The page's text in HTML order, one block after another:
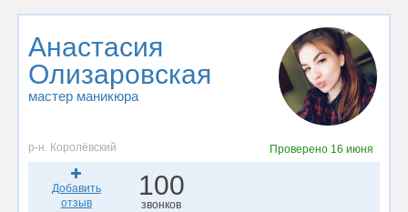
Анастасия
Олизаровская
мастер маникюра
р-н. Королёвский Проверено 16 июня
Добавить
отзыв
100
звонков